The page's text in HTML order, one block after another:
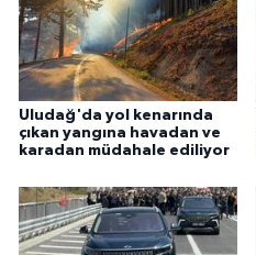
Uludağ'da yol kenarında
çıkan yangına havadan ve
karadan müdahale ediliyor